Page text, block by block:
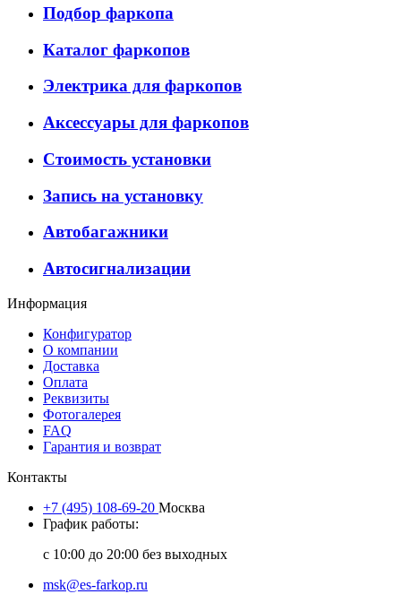
Подбор фаркопа
Каталог фаркопов
Электрика для фаркопов
Аксессуары для фаркопов
Стоимость установки
Запись на установку
Автобагажники
Автосигнализации
Информация
Конфигуратор
О компании
Доставка
Оплата
Реквизиты
Фотогалерея
FAQ
Гарантия и возврат
Контакты
+7 (495) 108-69-20 Москва
График работы:
с 10:00 до 20:00 без выходных
msk@es-farkop.ru